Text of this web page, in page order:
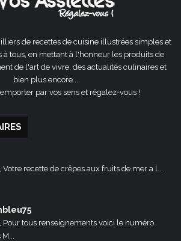
de recettes de cuisine illustrées simples et
à tous, en mettant à l'honneur les produits de
de l'art de vivre, des actualités culinaires et
bien plus encore ...
par vos sens et régalez-vous !
Votre recette de crêpes aux fruits de mer a l...
Pour tous renseignements voici le numéro